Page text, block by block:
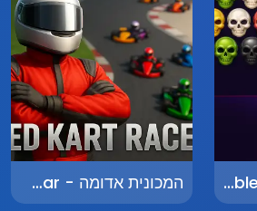
באבלס מפחיד - Spooky Bubbles המכונית אדומה - The Red Car